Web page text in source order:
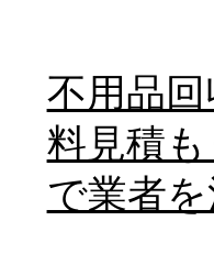
不用品
料見積
で業者